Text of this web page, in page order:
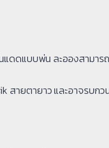
ดดแบบพ่น ละอองสามาร
สายตายาว และอาจรบกว